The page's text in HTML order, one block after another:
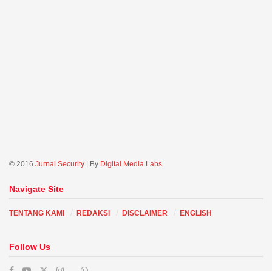
© 2016 Jurnal Security | By Digital Media Labs
Navigate Site
TENTANG KAMI REDAKSI DISCLAIMER ENGLISH
Follow Us